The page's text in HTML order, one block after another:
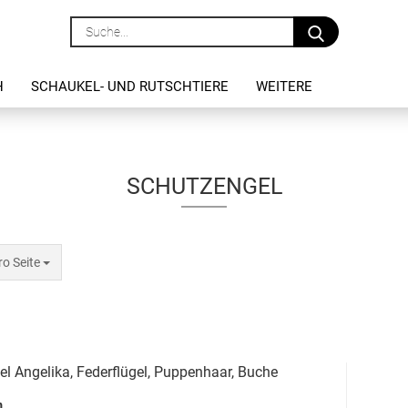
Suche...
SCHAUKEL- UND RUTSCHTIERE WEITERE
SCHUTZENGEL
Seite
Angelika, Federflügel, Puppenhaar, Buche